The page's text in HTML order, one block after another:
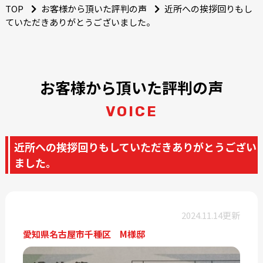
TOP お客様から頂いた評判の声
近所への挨拶回りもし
ていただきありがとうございました。
お客様から頂いた評判の声
VOICE
近所への挨拶回りもしていただきありがとうござい
ました。
2024.11.14更新
愛知県名古屋市千種区 M様邸